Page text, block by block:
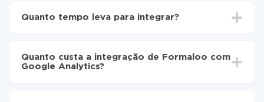
Google Analytics
automaticamente de Formaloo para Google
Analytics
Quanto tempo leva para integrar?
30 minutos. Em média, a configuração leva de 10 a 15
minutos.
Quanto custa a integração de Formaloo com
Google Analytics?